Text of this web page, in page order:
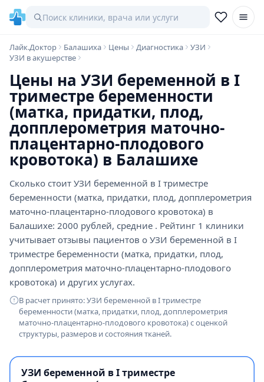
Лайк.Доктор Балашиха Цены Диагностика
УЗИ
УЗИ в акушерстве
Цены на УЗИ беременной в I
триместре беременности
(матка, придатки, плод,
допплерометрия маточно-
плацентарно-плодового
кровотока) в Балашихе
Сколько стоит УЗИ беременной в I триместре
беременности (матка, придатки, плод, допплерометрия
маточно-плацентарно-плодового кровотока) в
Балашихе: 2000 рублей, средние . Рейтинг 1 клиники
учитывает отзывы пациентов о УЗИ беременной в I
триместре беременности (матка, придатки, плод,
допплерометрия маточно-плацентарно-плодового
кровотока) и других услугах.
В расчет принято: УЗИ беременной в I триместре
беременности (матка, придатки, плод, допплерометрия
маточно-плацентарно-плодового кровотока) с оценкой
структуры, размеров и состояния тканей.
УЗИ беременной в I триместре